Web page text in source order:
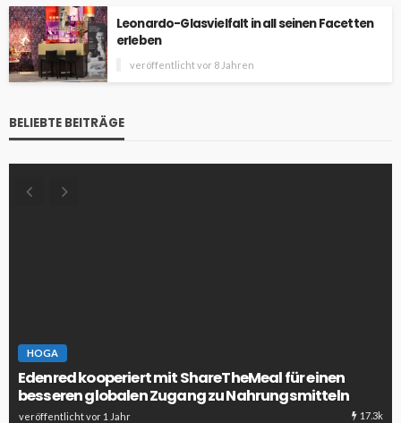
Leonardo-Glasvielfalt in all seinen Facetten
erleben
veröffentlicht vor 8 Jahren
BELIEBTE BEITRÄGE
HOGA
Edenred kooperiert mit ShareTheMeal für einen
besseren globalen Zugang zu Nahrungsmitteln
veröffentlicht vor 1 Jahr 17.3k